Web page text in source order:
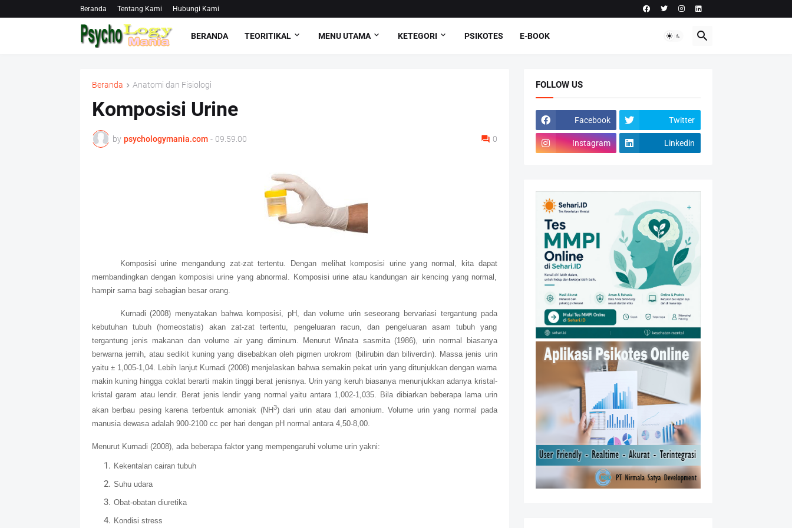
Beranda Tentang Kami Hubungi Kami
BERANDA TEORITIKAL MENU UTAMA KETEGORI PSIKOTES E-BOOK
Beranda Anatomi dan Fisiologi
Komposisi Urine
by psychologymania.com - 09.59.00 0
Komposisi urine mengandung zat-zat tertentu. Dengan melihat komposisi urine yang normal, kita dapat
membandingkan dengan komposisi urine yang abnormal. Komposisi urine atau kandungan air kencing yang normal,
hampir sama bagi sebagian besar orang.
Kurnadi (2008) menyatakan bahwa komposisi, pH, dan volume urin seseorang bervariasi tergantung pada
kebutuhan tubuh (homeostatis) akan zat-zat tertentu, pengeluaran racun, dan pengeluaran asam tubuh yang
tergantung jenis makanan dan volume air yang diminum. Menurut Winata sasmita (1986), urin normal biasanya
berwarna jernih, atau sedikit kuning yang disebabkan oleh pigmen urokrom (bilirubin dan biliverdin). Massa jenis urin
yaitu ± 1,005-1,04. Lebih lanjut Kurnadi (2008) menjelaskan bahwa semakin pekat urin yang ditunjukkan dengan warna
makin kuning hingga coklat berarti makin tinggi berat jenisnya. Urin yang keruh biasanya menunjukkan adanya kristal-
kristal garam atau lendir. Berat jenis lendir yang normal yaitu antara 1,002-1,035. Bila dibiarkan beberapa lama urin
akan berbau pesing karena terbentuk amoniak (NH3) dari urin atau dari amonium. Volume urin yang normal pada
manusia dewasa adalah 900-2100 cc per hari dengan pH normal antara 4,50-8,00.
Menurut Kurnadi (2008), ada beberapa faktor yang mempengaruhi volume urin yakni:
Kekentalan cairan tubuh
Suhu udara
Obat-obatan diuretika
Kondisi stress
FOLLOW US
Facebook Twitter
Instagram Linkedin